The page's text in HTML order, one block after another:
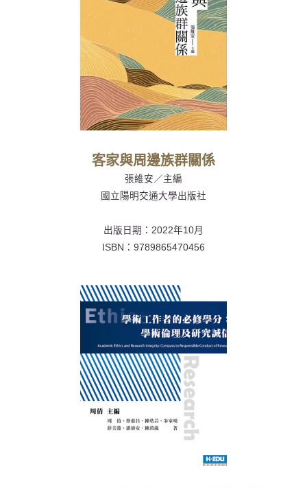
客家與周邊族群關係
張維安／主編
國立陽明交通大學出版社
出版日期：2022年10月
ISBN：9789865470456